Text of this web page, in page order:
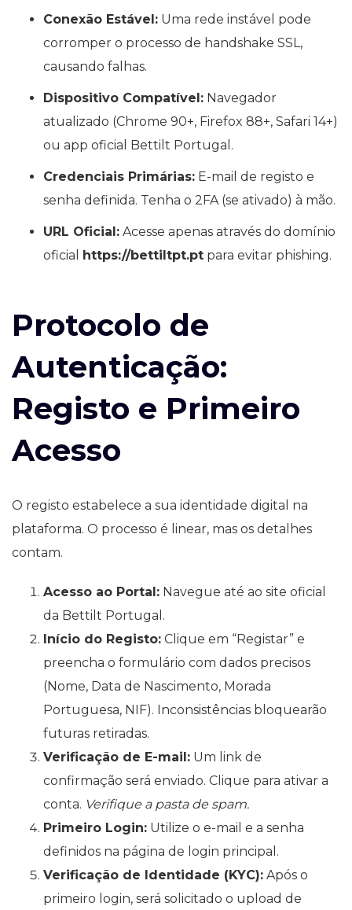
Conexão Estável: Uma rede instável pode
corromper o processo de handshake SSL,
causando falhas.
Dispositivo Compatível: Navegador
atualizado (Chrome 90+, Firefox 88+, Safari 14+)
ou app oficial Bettilt Portugal.
Credenciais Primárias: E-mail de registo e
senha definida. Tenha o 2FA (se ativado) à mão.
URL Oficial: Acesse apenas através do domínio
oficial https://bettiltpt.pt para evitar phishing.
Protocolo de
Autenticação:
Registo e Primeiro
Acesso
O registo estabelece a sua identidade digital na
plataforma. O processo é linear, mas os detalhes
contam.
Acesso ao Portal: Navegue até ao site oficial
da Bettilt Portugal.
Início do Registo: Clique em “Registar” e
preencha o formulário com dados precisos
(Nome, Data de Nascimento, Morada
Portuguesa, NIF). Inconsistências bloquearão
futuras retiradas.
Verificação de E-mail: Um link de
confirmação será enviado. Clique para ativar a
conta. Verifique a pasta de spam.
Primeiro Login: Utilize o e-mail e a senha
definidos na página de login principal.
Verificação de Identidade (KYC): Após o
primeiro login, será solicitado o upload de